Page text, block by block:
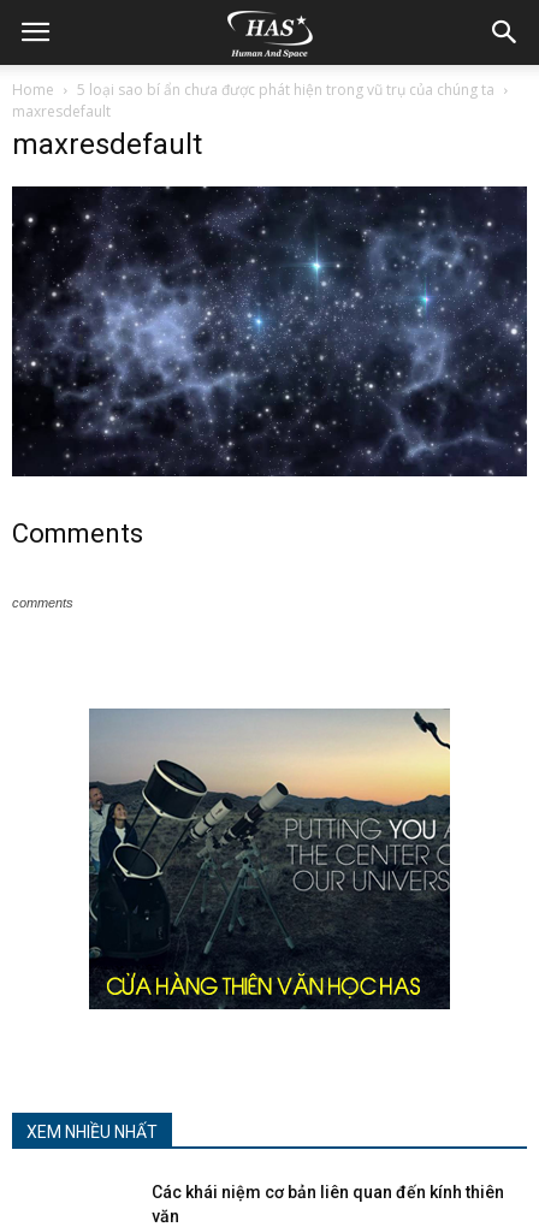
Home
5 loại sao bí ẩn chưa được phát hiện trong vũ trụ của chúng ta
maxresdefault
maxresdefault
Comments
comments
XEM NHIỀU NHẤT
Các khái niệm cơ bản liên quan đến kính thiên
văn